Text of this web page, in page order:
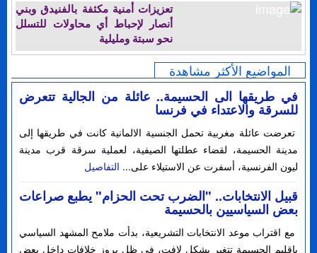
تعزيزات أمنية مكثفة بالفنيدق وبني
أنصار لإحباط أي محاولات للتسلل
نحو سبتة ومليلية
المواضيع الأكثر مشاهدة
في طريقها الى الحسيمة.. عائلة من الجالية تتعرض
للسرقة والاعتداء في فرنسا
تعرضت عائلة مغربية تحمل الجنسية الالمانية كانت في طريقها إلى
مدينة الحسيمة، لقضاء عطلتها الصيفية، لعملية سرقة قرب مدينة
ليون الفرنسية، أسفرت عن الاستيلاء على... التفاصيل
قبيل الانتخابات.. "الضرب تحت الحزام" يطبع صراعات
بعض السياسيين بالحسيمة
مع اقتراب موعد الانتخابات التشريعية، بدأت ملامح المشهد السياسي
بإقليم الحسيمة تتغير بشكل لافت، في ظل بروز خلافات داخل بعض